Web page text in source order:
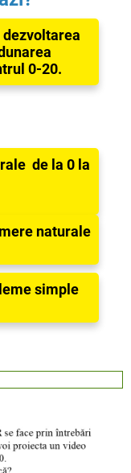
0-20.
de la 0 la
naturale
simple